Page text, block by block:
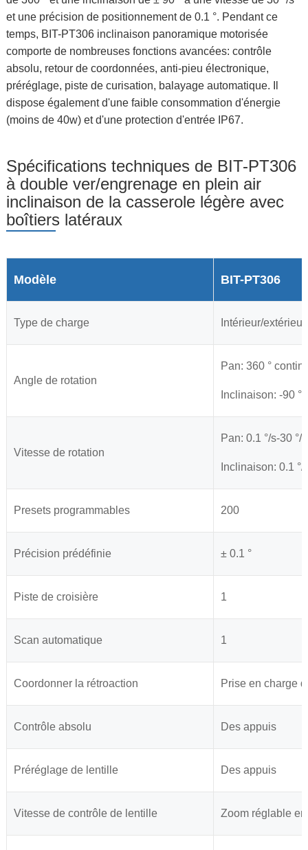
et une précision de positionnement de 0.1 °. Pendant ce
temps, BIT-PT306 inclinaison panoramique motorisée
comporte de nombreuses fonctions avancées: contrôle
absolu, retour de coordonnées, anti-pieu électronique,
préréglage, piste de curisation, balayage automatique. Il
dispose également d'une faible consommation d'énergie
(moins de 40w) et d'une protection d'entrée IP67.
Spécifications techniques de BIT-PT306
à double ver/engrenage en plein air
inclinaison de la casserole légère avec
boîtiers latéraux
Modèle BIT-PT306
Type de charge Intérieur/
Angle de rotation
Pan: 360 °
Inclinaison: -90 °
Vitesse de rotation
Pan: 0.1 °/s-30 °/s
Inclinaison: 0.1 °/
Presets programmables 200
Précision prédéfinie ± 0.1 °
Piste de croisière 1
Scan automatique 1
Coordonner la rétroaction Prise en charge
Contrôle absolu Des appuis
Préréglage de lentille Des appuis
Vitesse de contrôle de lentille Zoom réglable